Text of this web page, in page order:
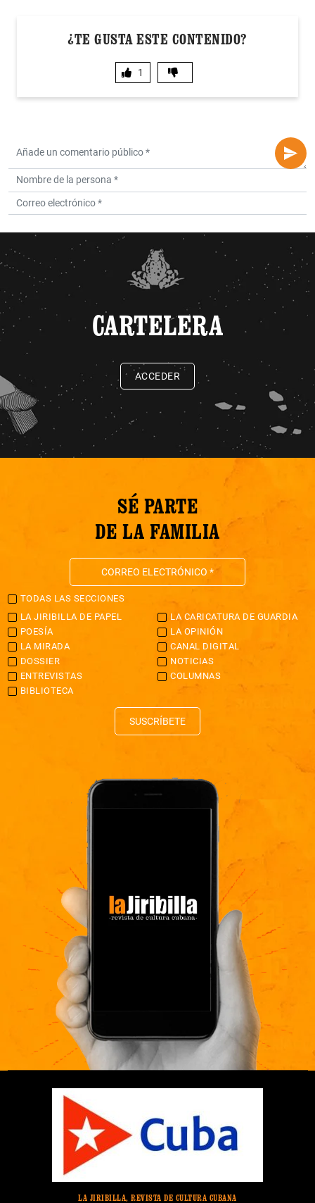
¿TE GUSTA ESTE CONTENIDO?
1
CARTELERA
ACCEDER
SÉ PARTE
DE LA FAMILIA
TODAS LAS SECCIONES
LA JIRIBILLA DE PAPEL
LA CARICATURA DE GUARDIA
POESÍA
LA OPINIÓN
LA MIRADA
CANAL DIGITAL
DOSSIER
NOTICIAS
ENTREVISTAS
COLUMNAS
BIBLIOTECA
SUSCRÍBETE
LA JIRIBILLA, REVISTA DE CULTURA CUBANA